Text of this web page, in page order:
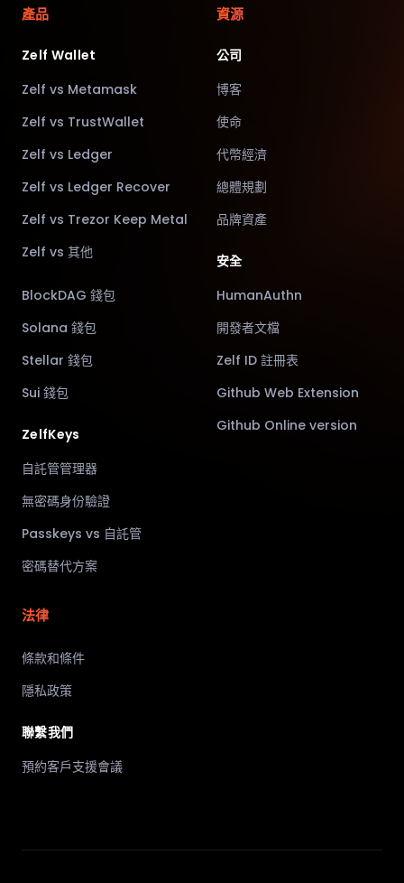
產品
Zelf Wallet
Zelf vs Metamask
Zelf vs TrustWallet
Zelf vs Ledger
Zelf vs Ledger Recover
Zelf vs Trezor Keep Metal
Zelf vs 其他
BlockDAG 錢包
Solana 錢包
Stellar 錢包
Sui 錢包
ZelfKeys
自託管管理器
無密碼身份驗證
Passkeys vs 自託管
密碼替代方案
資源
公司
博客
使命
代幣經濟
總體規劃
品牌資產
安全
HumanAuthn
開發者文檔
Zelf ID 註冊表
Github Web Extension
Github Online version
法律
條款和條件
隱私政策
聯繫我們
預約客戶支援會議